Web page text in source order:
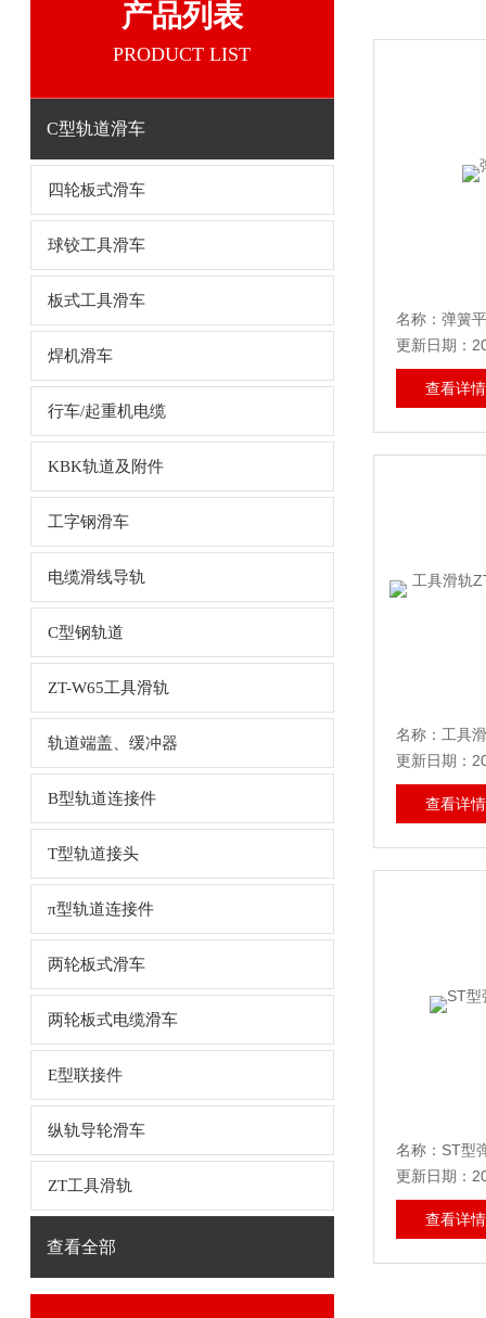
产品列表
PRODUCT LIST
C型轨道滑车
四轮板式滑车
球铰工具滑车
板式工具滑车
焊机滑车
行车/起重机电缆
KBK轨道及附件
工字钢滑车
电缆滑线导轨
C型钢轨道
ZT-W65工具滑轨
轨道端盖、缓冲器
B型轨道连接件
T型轨道接头
π型轨道连接件
两轮板式滑车
两轮板式电缆滑车
E型联接件
纵轨导轮滑车
ZT工具滑轨
查看全部
名称：弹簧
更新日期：
查看详情
更新日期：
查看详情
名称：ST型
更新日期：
查看详情